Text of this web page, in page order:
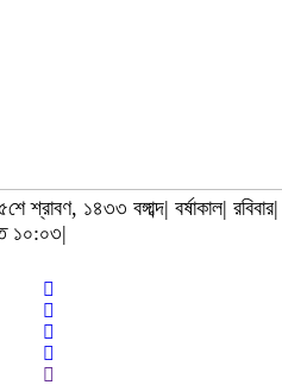
১৪৩৩ বঙ্গাব্দ| বর্ষাকাল| রবিবার|
১০:০৩|